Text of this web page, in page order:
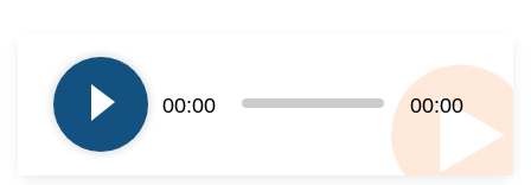
plików
dźwiękowych
00:00 00:00